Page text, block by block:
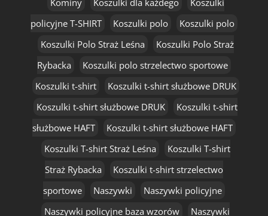
policyjne T-SHIRT
Koszulki polo
Koszulki polo
Koszulki Polo Straż Leśna
Koszulki Polo Straż
Rybacka
Koszulki polo strzelectwo sportowe
Koszulki t-shirt
Koszulki t-shirt służbowe DRUK
Koszulki t-shirt służbowe DRUK
Koszulki t-shirt
służbowe HAFT
Koszulki t-shirt służbowe HAFT
Koszulki T-shirt Straż Leśna
Koszulki T-shirt
Straż Rybacka
Koszulki t-shirt strzelectwo
sportowe
Naszywki
Naszywki policyjne
Naszywki policyjne baza wzorów
Naszywki